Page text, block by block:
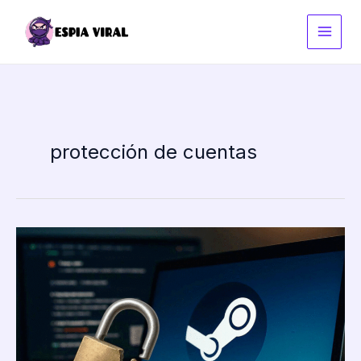
contenido
protección de cuentas